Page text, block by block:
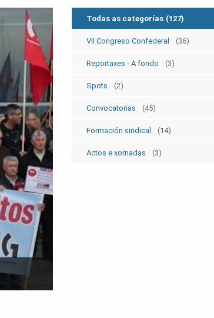
Todas as categorías (127)
VII Congreso Confederal (36)
Reportaxes - A fondo (3)
Spots (2)
Convocatorias (45)
Formación sindical (14)
Actos e xornadas (3)